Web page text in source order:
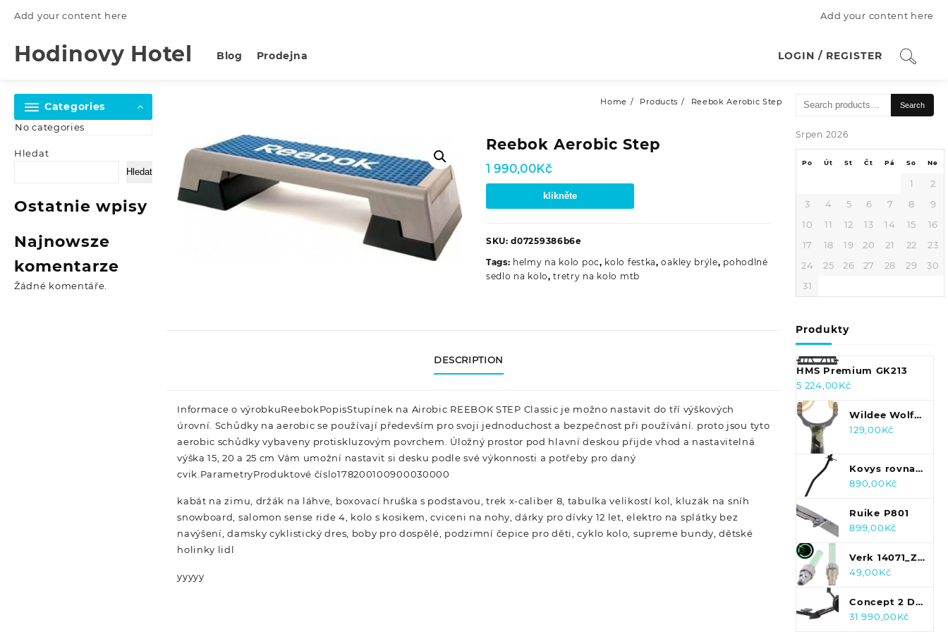
Add your content here Add your content here
Hodinovy Hotel Blog Prodejna LOGIN / REGISTER
Categories
No categories
Hledat
Hledat
Ostatnie wpisy
Najnowsze
komentarze
Žádné komentáře.
Home Products Reebok Aerobic Step
Reebok Aerobic Step
1 990,00Kč
klikněte
SKU:d07259386b6e
Tags: helmy na kolo poc, kolo festka,oakley brýle, pohodlné
sedlo na kolo,tretry na kolo mtb
DESCRIPTION
Informace o výrobkuReebokPopisStupínek na Airobic REEBOK STEP Classic je možno nastavit do tří výškových
úrovní. Schůdky na aerobic se používají především pro svoji jednoduchost a bezpečnost při používání. proto jsou tyto
aerobic schůdky vybaveny protiskluzovým povrchem. Úložný prostor pod hlavní deskou přijde vhod a nastavitelná
výška 15, 20 a 25 cm Vám umožní nastavit si desku podle své výkonnosti a potřeby pro daný
cvik.ParametryProduktové číslo178200100900030000
kabát na zimu, držák na láhve, boxovací hruška s podstavou, trek x-caliber 8, tabulka velikostí kol, kluzák na sníh
snowboard, salomon sense ride 4, kolo s kosikem, cviceni na nohy, dárky pro dívky 12 let, elektro na splátky bez
navýšení, damsky cyklistický dres, boby pro dospělé, podzimní čepice pro děti, cyklo kolo, supreme bundy, dětské
holinky lidl
yyyyy
Search
Search
Srpen 2026
Po Út St Čt Pá So Ne
1
2
3
4 5 6 7 8
9
10
11 12 13 14 15
16
17
18 19 20 21 22
23
24
25 26 27 28 29
30
31
Produkty
HMS Premium GK213
5 224,00Kč
Wildee Wolf
Camo
129,00Kč
Kovys rovnač
držáku
890,00Kč
Ruike P801
899,00Kč
Verk 14071_Z
svítící
zelené
49,00Kč
Concept 2 D
PM5
31 990,00Kč